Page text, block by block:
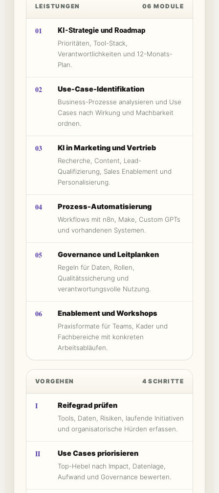
LEISTUNGEN 06 MODULE
01 KI-Strategie und Roadmap
Prioritäten, Tool-Stack,
Verantwortlichkeiten und 12-Monats-
Plan.
02 Use-Case-Identifikation
Business-Prozesse analysieren und Use
Cases nach Wirkung und Machbarkeit
ordnen.
03 KI in Marketing und Vertrieb
Recherche, Content, Lead-
Qualifizierung, Sales Enablement und
Personalisierung.
04 Prozess-Automatisierung
Workflows mit n8n, Make, Custom GPTs
und vorhandenen Systemen.
05 Governance und Leitplanken
Regeln für Daten, Rollen,
Qualitätssicherung und
verantwortungsvolle Nutzung.
06 Enablement und Workshops
Praxisformate für Teams, Kader und
Fachbereiche mit konkreten
Arbeitsabläufen.
VORGEHEN 4 SCHRITTE
I Reifegrad prüfen
Tools, Daten, Risiken, laufende Initiativen
und organisatorische Hürden erfassen.
II Use Cases priorisieren
Top-Hebel nach Impact, Datenlage,
Aufwand und Governance bewerten.